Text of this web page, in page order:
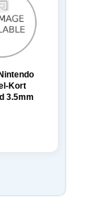
Kort
3.5mm